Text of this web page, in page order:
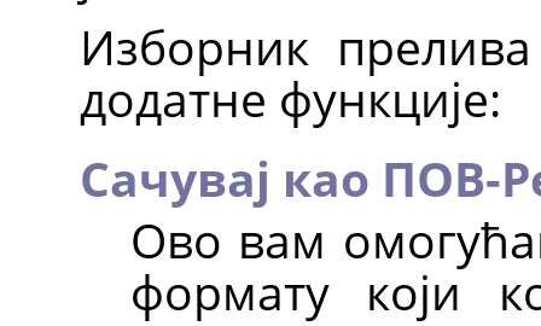
Изборник
додатне функције:
Сачувај као ПОВ-
Ово вам
формату који